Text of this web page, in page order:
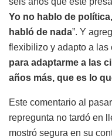
Yo no hablo de
habló de nada”. Y
flexibilizo y adapto a las
para adaptarme a las
años más, que es lo
Este comentario al
repregunta no tardó en
mostró segura en su